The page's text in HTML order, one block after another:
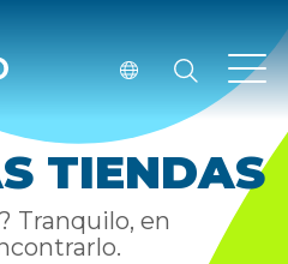
TIENDAS
Tranquilo, en